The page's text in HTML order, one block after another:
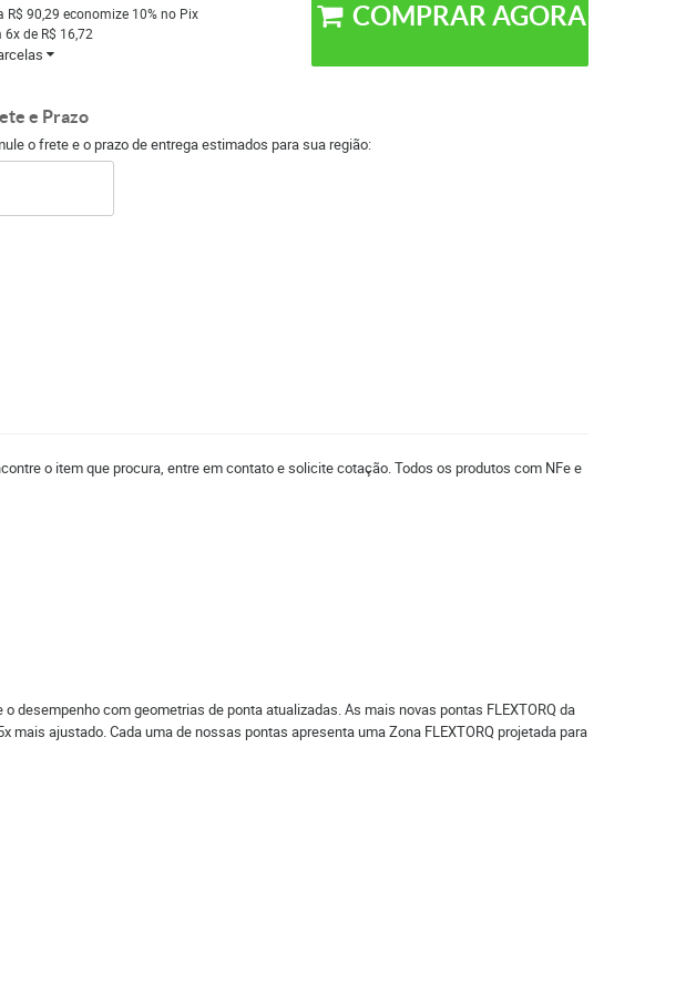
R$ 90,29 economize 10%no Pix
6xde R$ 16,72
COMPRAR AGORA
e Prazo
o frete e o prazo de entrega estimados para sua região:
o item que procura, entre em contato e solicite cotação. Todos os produtos com NFe e
desempenho com geometrias de ponta atualizadas. As mais novas pontas FLEXTORQ da
ajustado. Cada uma de nossas pontas apresenta uma Zona FLEXTORQ projetada para